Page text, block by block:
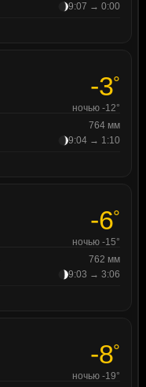
9:07 → 0:00
-3°
ночью -12°
764 мм
9:04 → 1:10
-6°
ночью -15°
762 мм
9:03 → 3:06
-8°
ночью -19°